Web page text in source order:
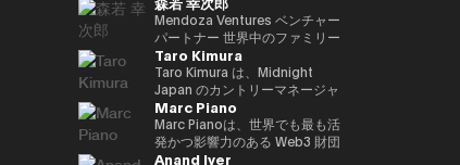
タートアップへの投資を推進して
いる。 「Web3 は未来である」
という確固たる信念のもと、
Budki は分散型テクノロジーの進
化を牽引する重要な存在である。
**ヴィニート・ブドキ（Vineet
Budki）**は、戦略的投資とグロ
ーバルな思想的リーダーシップを
通じて Web3 分野の成長を牽引
Digital Transformation
Inspiring Award を受賞 • Global
CIO Summit（アゼルバイジャ
ン、2023年）にて Impact
Trailblazer Award を受賞 • 国家
レベルの AI プロジェクトに携わ
り、技術のローカライズを推進 •
AI・データ・DX に関する専門的
なトレーニングを提供 • e-
ンでは、東京、香港、シンガポー
ル、ソウル、台北で収益性のある
ディストリビューションチームを
統括し、ビジネス戦略を牽引しま
した。 ベンはサザンカリフォル
ニアの早期スタートアップに投資
し、メンタリングも行っていま
す。彼は多数の証券ライセンスを
保有しており、カリフォルニア大
あります。彼はこれまで15都市9
か国で生活し、中国語、英語、ド
イツ語に堪能です。
「Progmat」、ステーブルコイ
ン基盤「Progmat Coin」、機能
型 NFT 基盤「Progmat UT」、
数多くの組織が入会する「デジタ
ルアセット共創コンソーシアム」
等を立ち上げる。2022 年、複数
の金融機関や取引所、ソフトウェ
ア企業の出資による、デジタルア
セット基盤事業の独立会社化を発
デリバティブ等）を取り扱った
後、2015年に独立して現事務所
を立ち上げた。Web3、
FinTech、Metaverse、スタート
アップを専門とする。 著書に
「NFTの教科書」、 ｢先読み！メ
タバース＆NFT」など。 日本ブ
ロックチェーン協会顧問、日本
STO協会監事、一般社団法人
Even Realities の創業者兼CEO
です。 2023年に設立されたEven
Realitiesは、「テクノロジーは
前に出るのではなく、日常生活を
静かに支え、さりげなく価値を高
めるべきである」という人間中心
の理念に基づいて誕生しました。
その哲学は、高い評価を受けてい
る Even G1 および Even G2 ディ
Mendoza Ventures ベンチャー
パートナー 世界中のファミリー
オフィス、ベンチャーキャピタ
ル、テクノロジー企業をつなぎ、
次世代のAI・Web3イノベーショ
ンを推進するグローバルアドバイ
ザー。 ボストンおよびサンフラ
ンシスコを拠点にAI・フィンテッ
ク・サイバーセキュリティ分野へ
Taro Kimura
Taro Kimura は、Midnight
Japan のカントリーマネージャ
ーを務めており、創業者としての
経験、エンタープライズ向けGo-
to-Market（GTM）のリーダー
シップ、そして国際的なビジネス
Marc Piano
Marc Pianoは、世界でも最も活
発かつ影響力のある Web3 財団
のいくつかにおいて、独立取締役
Anand Iyer